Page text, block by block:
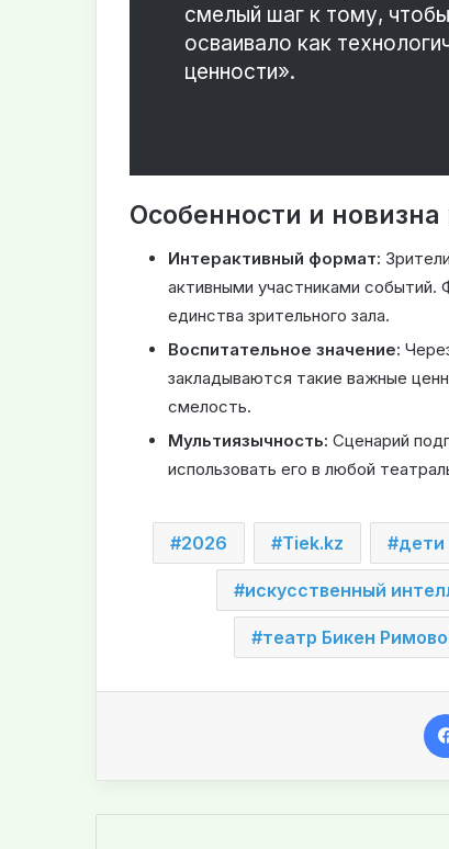
смелый шаг к тому,
осваивало как
ценности».
Особенности и
Интерактивный формат:
активными участниками событий.
единства зрительного зала.
Воспитательное значение:
закладываются такие важные
смелость.
Мультиязычность: Сценарий
использовать его в любой
2026 Tiek.kz дети
искусственный
театр Бикен